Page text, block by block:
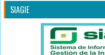
SIAGIE